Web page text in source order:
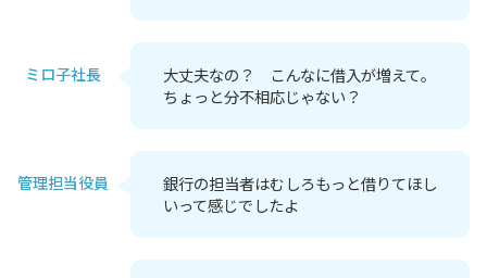
ミロ子社長
大丈夫なの？ こんなに借入が増えて。
ちょっと分不相応じゃない？
管理担当役員
銀行の担当者はむしろもっと借りてほし
いって感じでしたよ